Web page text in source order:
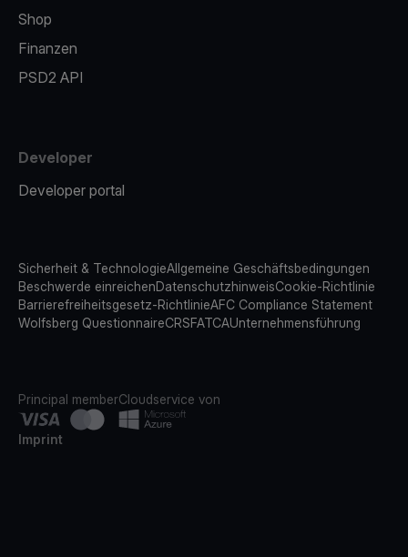
Shop
Finanzen
PSD2 API
Developer
Developer portal
Sicherheit & TechnologieAllgemeine Geschäftsbedingungen
Beschwerde einreichenDatenschutzhinweisCookie-Richtlinie
Barrierefreiheitsgesetz-RichtlinieAFC Compliance Statement
Wolfsberg QuestionnaireCRSFATCAUnternehmensführung
Principal memberCloudservice von
Imprint